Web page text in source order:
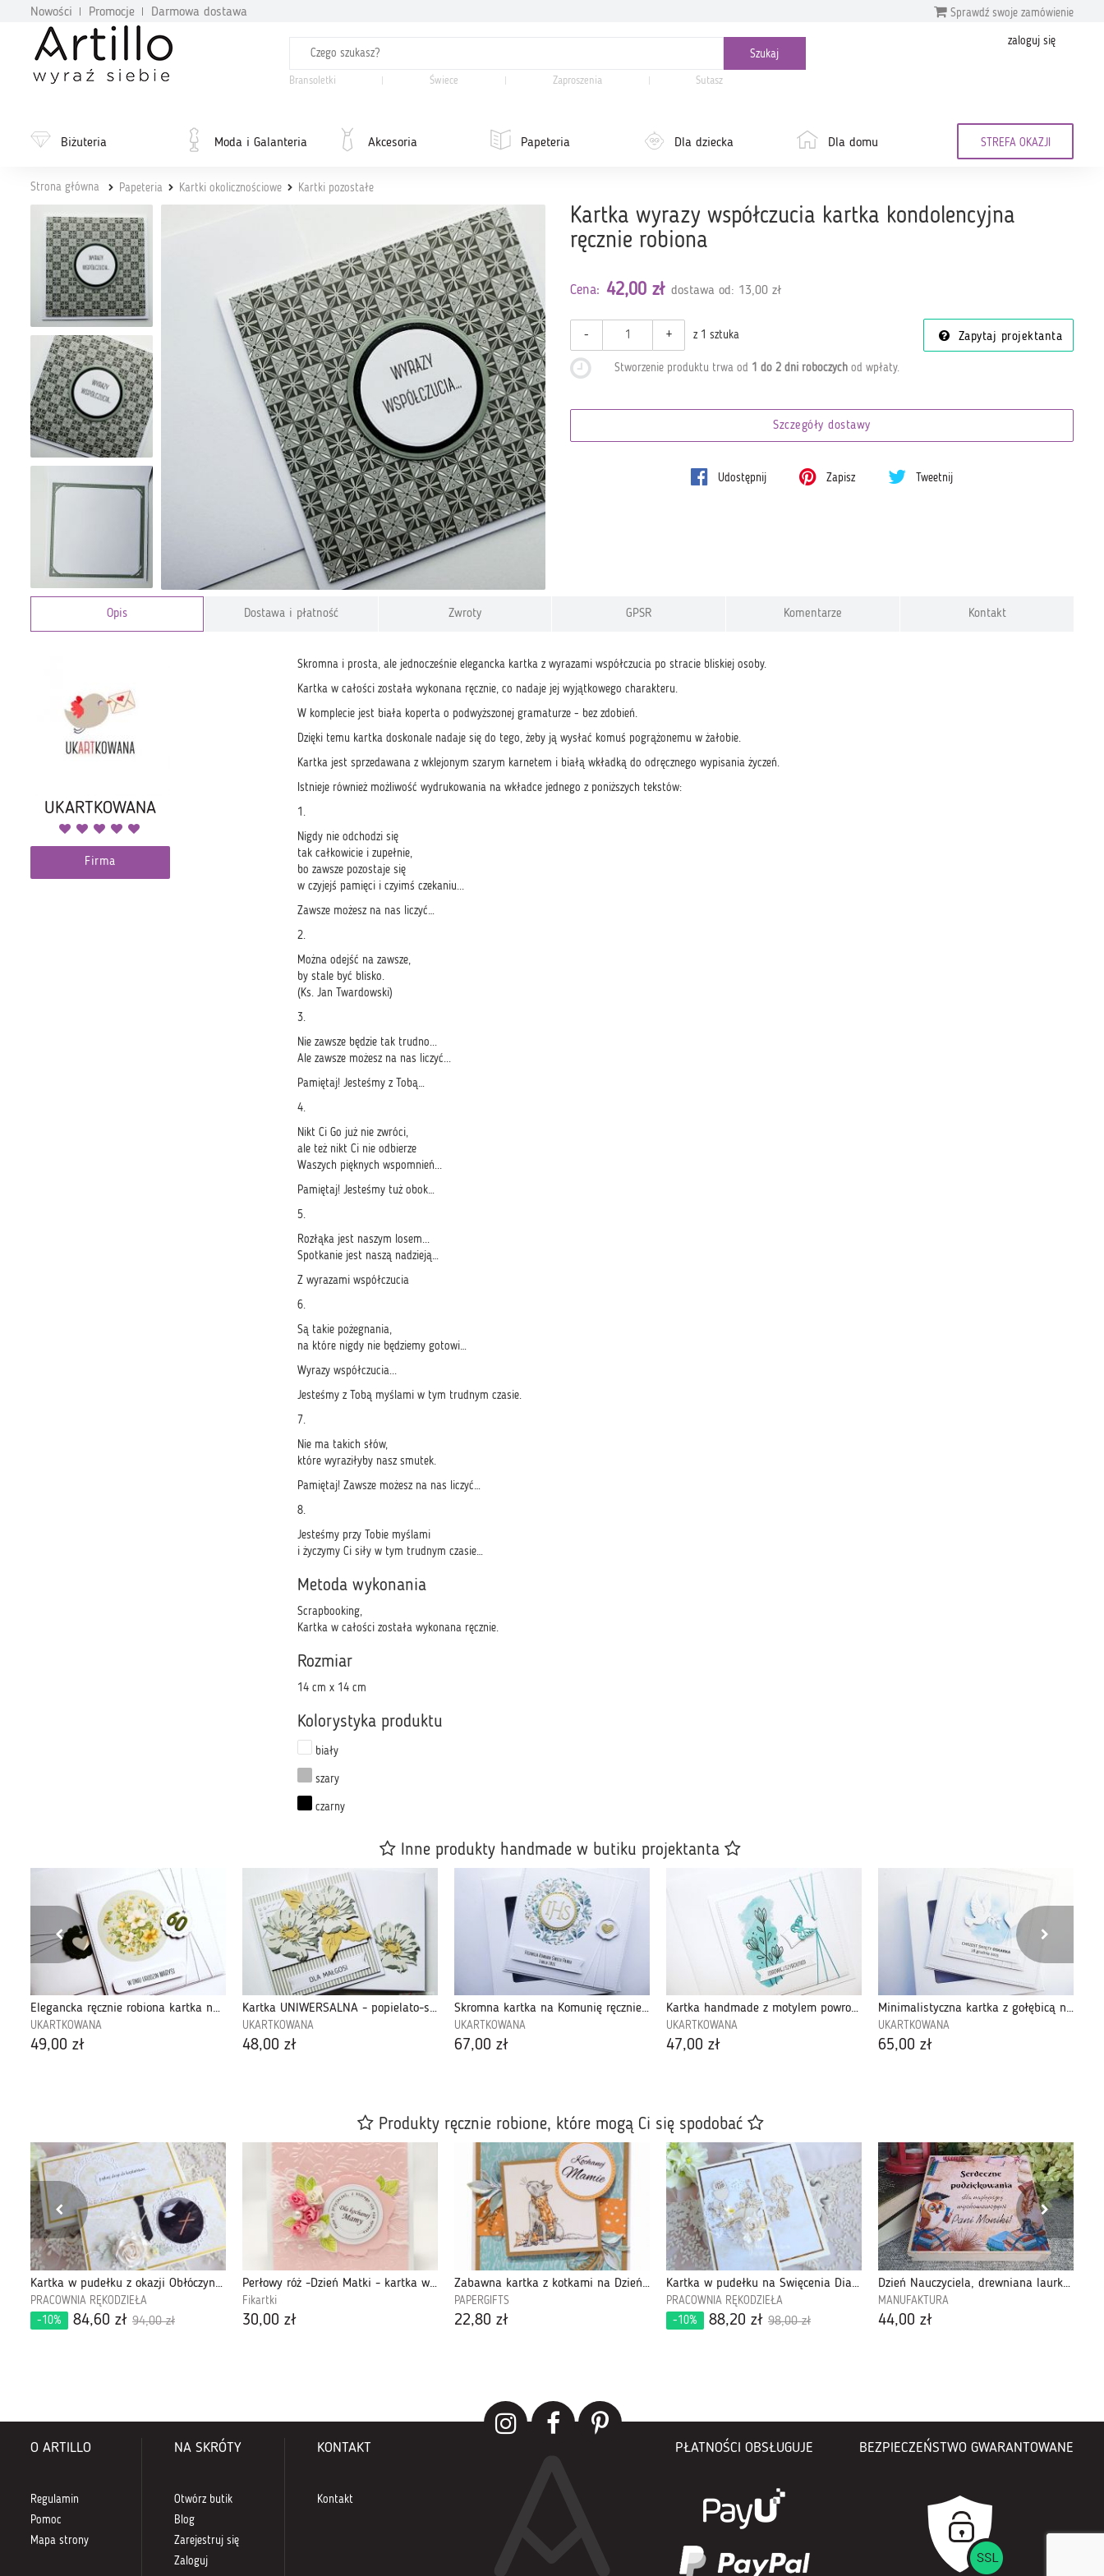
Nowości Promocje Darmowa dostawa Sprawdź swoje zamówienie
Bransoletki Świece Zaproszenia Sutasz
zaloguj się
Biżuteria Moda i Galanteria Akcesoria Papeteria Dla dziecka Dla domu STREFA OKAZJI
Strona główna Papeteria Kartki okolicznościowe Kartki pozostałe
Kartka wyrazy współczucia kartka kondolencyjna
ręcznie robiona
Cena: 42,00 zł dostawa od: 13,00 zł
- + z 1 sztuka Zapytaj projektanta
Stworzenie produktu trwa od 1 do 2 dni roboczychod wpłaty.
Szczegóły dostawy
Udostępnij Zapisz Tweetnij
Opis Dostawa i płatność Zwroty GPSR Komentarze Kontakt
Skromna i prosta, ale jednocześnie elegancka kartka z wyrazami współczucia po stracie bliskiej osoby.
Kartka w całości została wykonana ręcznie, co nadaje jej wyjątkowego charakteru.
W komplecie jest biała koperta o podwyższonej gramaturze - bez zdobień.
Dzięki temu kartka doskonale nadaje się do tego, żeby ją wysłać komuś pogrążonemu w żałobie.
Kartka jest sprzedawana z wklejonym szarym karnetem i białą wkładką do odręcznego wypisania życzeń.
Istnieje również możliwość wydrukowania na wkładce jednego z poniższych tekstów:
1.
Nigdy nie odchodzi się
tak całkowicie i zupełnie,
bo zawsze pozostaje się
w czyjejś pamięci i czyimś czekaniu...
Zawsze możesz na nas liczyć…
2.
Można odejść na zawsze,
by stale być blisko.
(Ks. Jan Twardowski)
3.
Nie zawsze będzie tak trudno...
Ale zawsze możesz na nas liczyć...
Pamiętaj! Jesteśmy z Tobą…
4.
Nikt Ci Go już nie zwróci,
ale też nikt Ci nie odbierze
Waszych pięknych wspomnień...
Pamiętaj! Jesteśmy tuż obok…
5.
Rozłąka jest naszym losem...
Spotkanie jest naszą nadzieją…
Z wyrazami współczucia
6.
Są takie pożegnania,
na które nigdy nie będziemy gotowi…
Wyrazy współczucia...
Jesteśmy z Tobą myślami w tym trudnym czasie.
7.
Nie ma takich słów,
które wyraziłyby nasz smutek.
Pamiętaj! Zawsze możesz na nas liczyć…
8.
Jesteśmy przy Tobie myślami
i życzymy Ci siły w tym trudnym czasie…
Metoda wykonania
Scrapbooking,
Kartka w całości została wykonana ręcznie.
Rozmiar
14 cm x 14 cm
Kolorystyka produktu
biały
szary
czarny
UKARTKOWANA
Firma
Inne produkty handmade w butiku projektanta
Elegancka ręcznie robiona kartka na urodziny
UKARTKOWANA
49,00 zł
Kartka UNIWERSALNA - popielato-szare kwiaty
UKARTKOWANA
48,00 zł
Skromna kartka na Komunię ręcznie robiona
UKARTKOWANA
67,00 zł
Kartka handmade z motylem powrotu do zdrowia
UKARTKOWANA
47,00 zł
Minimalistyczna kartka z gołębicą na Chrzest
UKARTKOWANA
65,00 zł
Produkty ręcznie robione, które mogą Ci się spodobać
Kartka w pudełku z okazji Obłóczyn232
PRACOWNIA RĘKODZIEŁA
-10%
84,60 zł 94,00 zł
Perłowy róż -Dzień Matki - kartka w pudełku
Fikartki
30,00 zł
Zabawna kartka z kotkami na Dzień Mamy
PAPERGIFTS
22,80 zł
Kartka w pudełku na Święcenia Diakonatu 226
PRACOWNIA RĘKODZIEŁA
-10%
88,20 zł 98,00 zł
Dzień Nauczyciela, drewniana laurka-DZN08
MANUFAKTURA
44,00 zł
O ARTILLO
Regulamin
Pomoc
Mapa strony
NA SKRÓTY
Otwórz butik
Blog
Zarejestruj się
Zaloguj
KONTAKT
Kontakt
PŁATNOŚCI OBSŁUGUJE BEZPIECZEŃSTWO GWARANTOWANE